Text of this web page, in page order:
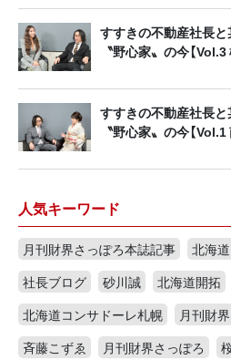
すすきの不動産社長
〝野心家〟の今【Vol.3
すすきの不動産社長
〝野心家〟の今【Vol.1
人気キーワード
月刊財界さっぽろ本誌記事
北海
社長ブログ
砂川誠 北海道開拓
北海道コンサドーレ札幌
月刊財
斉藤こずゑ
月刊財界さっぽろ